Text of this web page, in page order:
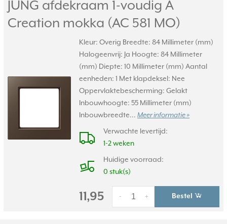
JUNG afdekraam 1-voudig A
Creation mokka (AC 581 MO)
Kleur: Overig Breedte: 84 Millimeter (mm)
Halogeenvrij: Ja Hoogte: 84 Millimeter
(mm) Diepte: 10 Millimeter (mm) Aantal
eenheden: 1 Met klapdeksel: Nee
Oppervlaktebescherming: Gelakt
Inbouwhoogte: 55 Millimeter (mm)
Inbouwbreedte... Meer informatie »
Verwachte levertijd:
1-2 weken
Huidige voorraad:
0 stuk(s)
11,95 +
- Bestel